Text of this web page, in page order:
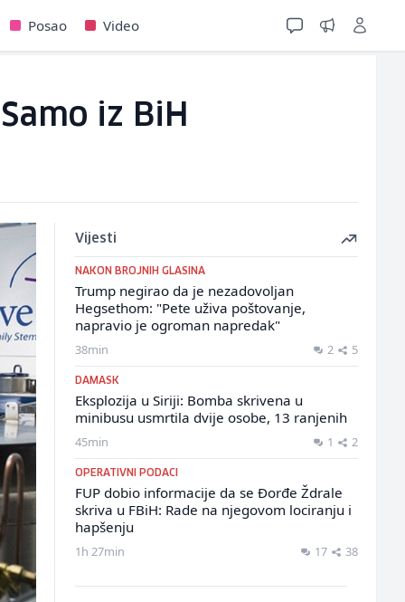
Posao Video
iz BiH
Vijesti
NAKON BROJNIH GLASINA
Trump negirao da je nezadovoljan
Hegsethom: "Pete uživa poštovanje,
napravio je ogroman napredak"
38min 2 5
DAMASK
Eksplozija u Siriji: Bomba skrivena u
minibusu usmrtila dvije osobe, 13 ranjenih
45min 1 2
OPERATIVNI PODACI
FUP dobio informacije da se Đorđe Ždrale
skriva u FBiH: Rade na njegovom lociranju i
hapšenju
1h 27min 17 38